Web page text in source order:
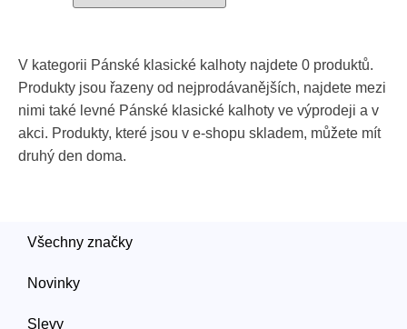
V kategorii Pánské klasické kalhoty najdete 0 produktů.
Produkty jsou řazeny od nejprodávanějších, najdete mezi
nimi také levné Pánské klasické kalhoty ve výprodeji a v
akci. Produkty, které jsou v e-shopu skladem, můžete mít
druhý den doma.
Všechny značky
Novinky
Slevy